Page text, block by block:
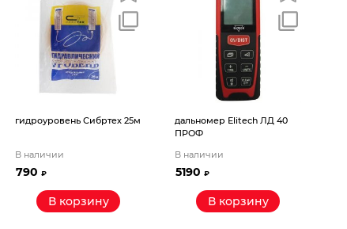
гидроуровень Сибртех 25м
В наличии
790₽
В корзину
дальномер Elitech ЛД 40
ПРОФ
В наличии
5190₽
В корзину